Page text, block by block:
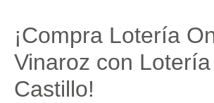
¡Compra Lotería
Vinaroz con Lotería
Castillo!